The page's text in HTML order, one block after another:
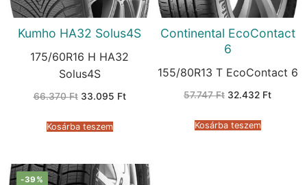
Kumho HA32 Solus4S
175/60R16 H HA32
Solus4S
66.370Ft Original
66.370 Ft.
33.095 FtCurrent
Kosárba teszem
Continental EcoContact
6
155/80R13 T EcoContact 6
57.747Ft Original
57.747 Ft.
32.432 FtCurrent
Kosárba teszem
-39%